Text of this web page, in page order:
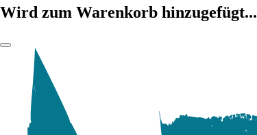
Wird zum Warenkorb hinzugefügt...